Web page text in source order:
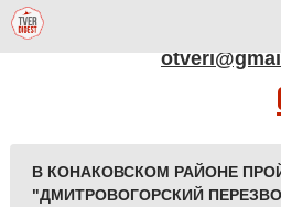
В КОНАКОВСКОМ РАЙОНЕ
"ДМИТРОВОГОРСКИЙ